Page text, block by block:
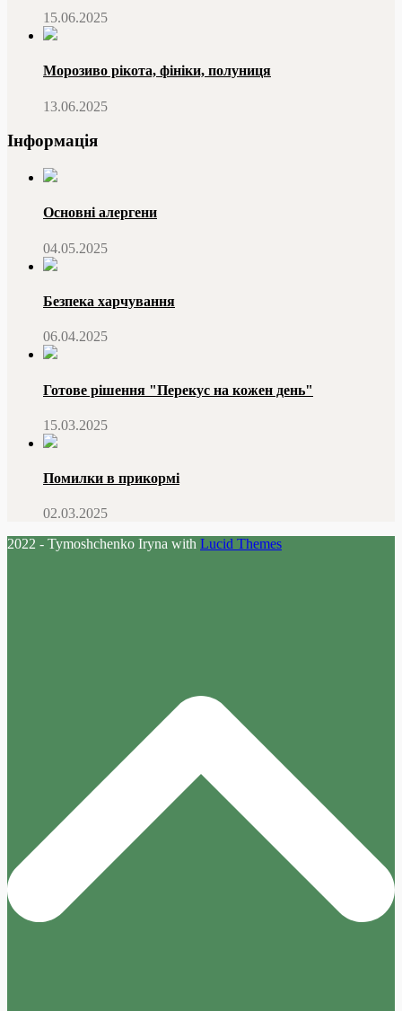
15.06.2025
Морозиво рікота, фініки, полуниця
13.06.2025
Інформація
Основні алергени
04.05.2025
Безпека харчування
06.04.2025
Готове рішення "Перекус на кожен день"
15.03.2025
Помилки в прикормі
02.03.2025
2022 - Tymoshchenko Iryna with Lucid Themes